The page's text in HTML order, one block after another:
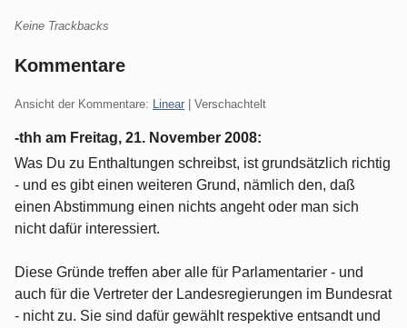
Keine Trackbacks
Kommentare
Ansicht der Kommentare: Linear | Verschachtelt
-thh am Freitag, 21. November 2008:
Was Du zu Enthaltungen schreibst, ist grundsätzlich richtig
- und es gibt einen weiteren Grund, nämlich den, daß
einen Abstimmung einen nichts angeht oder man sich
nicht dafür interessiert.
Diese Gründe treffen aber alle für Parlamentarier - und
auch für die Vertreter der Landesregierungen im Bundesrat
- nicht zu. Sie sind dafür gewählt respektive entsandt und